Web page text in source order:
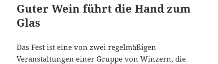
Guter Wein führt die Hand zum
Glas
Das Fest ist eine von zwei regelmäßigen
Veranstaltungen einer Gruppe von Winzern, die